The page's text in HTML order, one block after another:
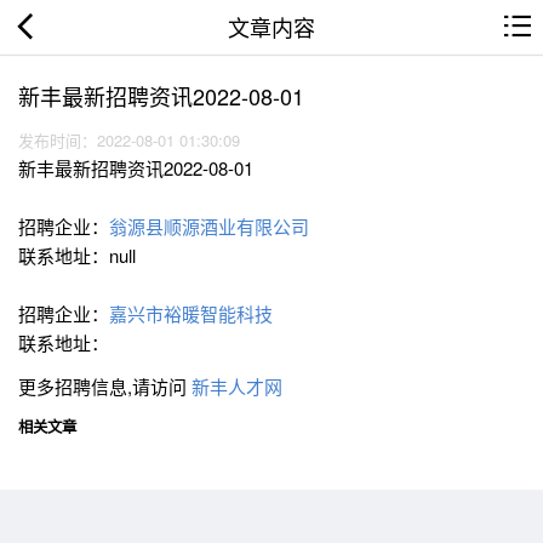
文章内容
新丰最新招聘资讯2022-08-01
发布时间：2022-08-01 01:30:09
新丰最新招聘资讯2022-08-01
招聘企业： 翁源县顺源酒业有限公司
联系地址：null
招聘企业： 嘉兴市裕暖智能科技
联系地址：
更多招聘信息,请访问 新丰人才网
相关文章